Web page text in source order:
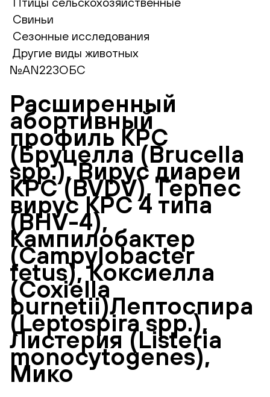
Свиньи
Сезонные исследования
Другие виды животных
№AN223ОБС
Расширенный
абортивный
профиль КРС
(Бруцелла (Brucella
spp.), Вирус диареи
КРС (BVDV), Герпес
вирус КРС 4 типа
(BHV-4),
Кампилобактер
(Campylobacter
fetus), Коксиелла
(Coxiella
burnetii)Лептоспира
(Leptospira spp.),
Листерия (Listeria
monocytogenes),
Мико